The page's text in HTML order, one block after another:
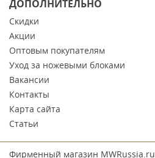
ДОПОЛНИТЕЛЬНО
Скидки
Акции
Оптовым покупателям
Уход за ножевыми блоками
Вакансии
Контакты
Карта сайта
Статьи
Фирменный магазин MWRussia.ru